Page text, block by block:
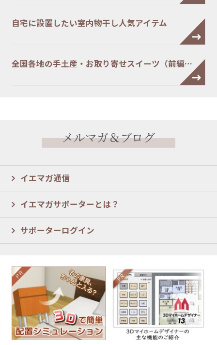
自宅に設置したい室内物干し人気アイテム
全国各地の手土産・お取り寄せスイーツ（前編…
メルマガ＆ブログ
イエマガ通信
イエマガサポーターとは？
サポーターログイン